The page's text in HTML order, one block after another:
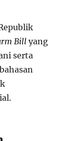
Billyang
serta